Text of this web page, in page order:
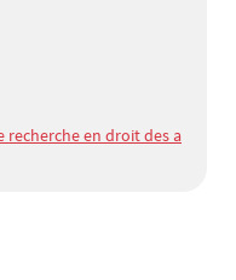
recherche en droit des a